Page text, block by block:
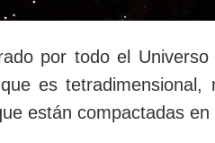
todo el Universo y,
es
están compactadas